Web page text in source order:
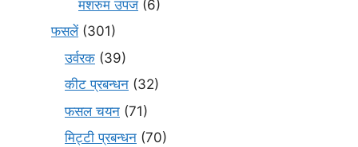
मशरुम उपज (6)
फसलें(301)
उर्वरक (39)
कीट प्रबन्धन (32)
फसल चयन (71)
मि‌ट्टी प्रबन्धन (70)